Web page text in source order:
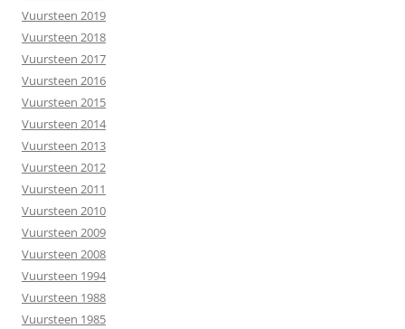
Vuursteen 2019
Vuursteen 2018
Vuursteen 2017
Vuursteen 2016
Vuursteen 2015
Vuursteen 2014
Vuursteen 2013
Vuursteen 2012
Vuursteen 2011
Vuursteen 2010
Vuursteen 2009
Vuursteen 2008
Vuursteen 1994
Vuursteen 1988
Vuursteen 1985